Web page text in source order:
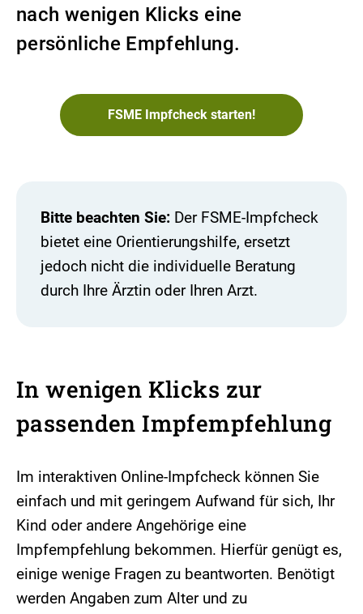
nach wenigen Klicks eine
persönliche Empfehlung.
FSME Impfcheck starten!
Bitte beachten Sie: Der FSME-Impfcheck
bietet eine Orientierungshilfe, ersetzt
jedoch nicht die individuelle Beratung
durch Ihre Ärztin oder Ihren Arzt.
In wenigen Klicks zur
passenden Impfempfehlung
Im interaktiven Online-Impfcheck können Sie
einfach und mit geringem Aufwand für sich, Ihr
Kind oder andere Angehörige eine
Impfempfehlung bekommen. Hierfür genügt es,
einige wenige Fragen zu beantworten. Benötigt
werden Angaben zum Alter und zu